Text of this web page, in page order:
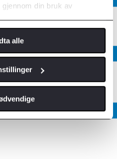
din bruk av
alle